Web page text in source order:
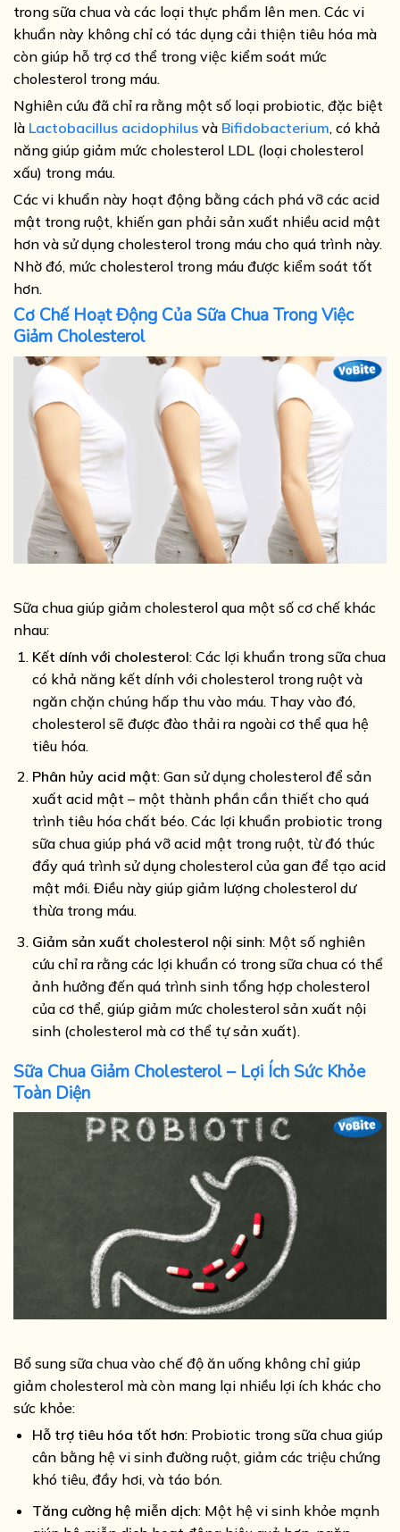
trong sữa chua và các loại thực phẩm lên men. Các vi
khuẩn này không chỉ có tác dụng cải thiện tiêu hóa mà
còn giúp hỗ trợ cơ thể trong việc kiểm soát mức
cholesterol trong máu.
Nghiên cứu đã chỉ ra rằng một số loại probiotic, đặc biệt
là Lactobacillus acidophilus và Bifidobacterium, có khả
năng giúp giảm mức cholesterol LDL (loại cholesterol
xấu) trong máu.
Các vi khuẩn này hoạt động bằng cách phá vỡ các acid
mật trong ruột, khiến gan phải sản xuất nhiều acid mật
hơn và sử dụng cholesterol trong máu cho quá trình này.
Nhờ đó, mức cholesterol trong máu được kiểm soát tốt
hơn.
Cơ Chế Hoạt Động Của Sữa Chua Trong Việc
Giảm Cholesterol
Sữa chua giúp giảm cholesterol qua một số cơ chế khác
nhau:
Kết dính với cholesterol: Các lợi khuẩn trong sữa chua
có khả năng kết dính với cholesterol trong ruột và
ngăn chặn chúng hấp thu vào máu. Thay vào đó,
cholesterol sẽ được đào thải ra ngoài cơ thể qua hệ
tiêu hóa.
Phân hủy acid mật: Gan sử dụng cholesterol để sản
xuất acid mật – một thành phần cần thiết cho quá
trình tiêu hóa chất béo. Các lợi khuẩn probiotic trong
sữa chua giúp phá vỡ acid mật trong ruột, từ đó thúc
đẩy quá trình sử dụng cholesterol của gan để tạo acid
mật mới. Điều này giúp giảm lượng cholesterol dư
thừa trong máu.
Giảm sản xuất cholesterol nội sinh: Một số nghiên
cứu chỉ ra rằng các lợi khuẩn có trong sữa chua có thể
ảnh hưởng đến quá trình sinh tổng hợp cholesterol
của cơ thể, giúp giảm mức cholesterol sản xuất nội
sinh (cholesterol mà cơ thể tự sản xuất).
Sữa Chua Giảm Cholesterol – Lợi Ích Sức Khỏe
Toàn Diện
Bổ sung sữa chua vào chế độ ăn uống không chỉ giúp
giảm cholesterol mà còn mang lại nhiều lợi ích khác cho
sức khỏe:
Hỗ trợ tiêu hóa tốt hơn: Probiotic trong sữa chua giúp
cân bằng hệ vi sinh đường ruột, giảm các triệu chứng
khó tiêu, đầy hơi, và táo bón.
Tăng cường hệ miễn dịch: Một hệ vi sinh khỏe mạnh